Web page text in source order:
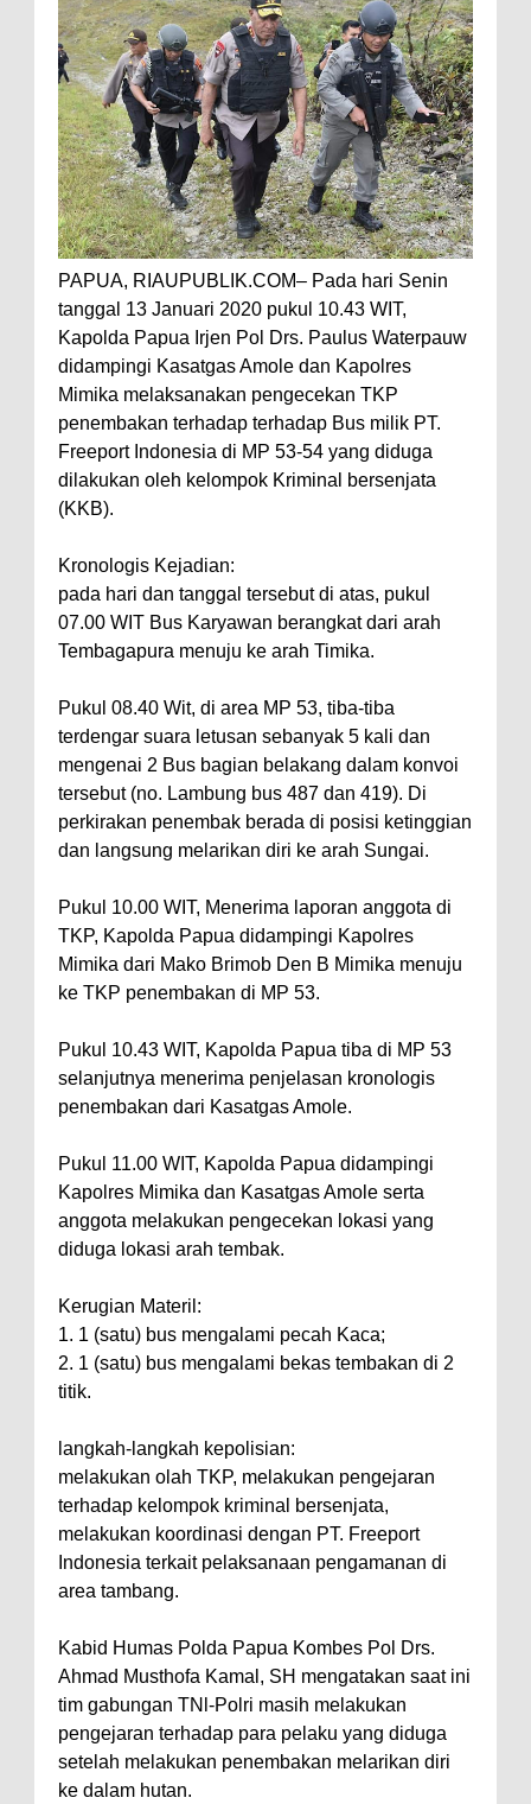
PAPUA, RIAUPUBLIK.COM– Pada hari Senin
tanggal 13 Januari 2020 pukul 10.43 WIT,
Kapolda Papua Irjen Pol Drs. Paulus Waterpauw
didampingi Kasatgas Amole dan Kapolres
Mimika melaksanakan pengecekan TKP
penembakan terhadap terhadap Bus milik PT.
Freeport Indonesia di MP 53-54 yang diduga
dilakukan oleh kelompok Kriminal bersenjata
(KKB).
Kronologis Kejadian:
pada hari dan tanggal tersebut di atas, pukul
07.00 WIT Bus Karyawan berangkat dari arah
Tembagapura menuju ke arah Timika.
Pukul 08.40 Wit, di area MP 53, tiba-tiba
terdengar suara letusan sebanyak 5 kali dan
mengenai 2 Bus bagian belakang dalam konvoi
tersebut (no. Lambung bus 487 dan 419). Di
perkirakan penembak berada di posisi ketinggian
dan langsung melarikan diri ke arah Sungai.
Pukul 10.00 WIT, Menerima laporan anggota di
TKP, Kapolda Papua didampingi Kapolres
Mimika dari Mako Brimob Den B Mimika menuju
ke TKP penembakan di MP 53.
Pukul 10.43 WIT, Kapolda Papua tiba di MP 53
selanjutnya menerima penjelasan kronologis
penembakan dari Kasatgas Amole.
Pukul 11.00 WIT, Kapolda Papua didampingi
Kapolres Mimika dan Kasatgas Amole serta
anggota melakukan pengecekan lokasi yang
diduga lokasi arah tembak.
Kerugian Materil:
1. 1 (satu) bus mengalami pecah Kaca;
2. 1 (satu) bus mengalami bekas tembakan di 2
titik.
langkah-langkah kepolisian:
melakukan olah TKP, melakukan pengejaran
terhadap kelompok kriminal bersenjata,
melakukan koordinasi dengan PT. Freeport
Indonesia terkait pelaksanaan pengamanan di
area tambang.
Kabid Humas Polda Papua Kombes Pol Drs.
Ahmad Musthofa Kamal, SH mengatakan saat ini
tim gabungan TNl-Polri masih melakukan
pengejaran terhadap para pelaku yang diduga
setelah melakukan penembakan melarikan diri
ke dalam hutan.